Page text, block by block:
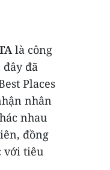
là công
đã
Places
nhân
nhau
đồng
với tiêu